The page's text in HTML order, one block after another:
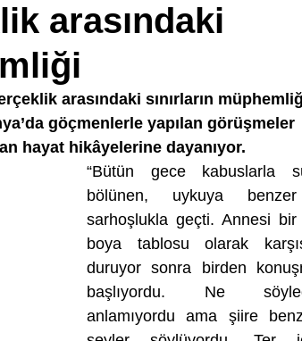
arasındaki
arasındaki sınırların
göçmenlerle yapılan görüşmeler
hayat hikâyelerine dayanıyor.
“Bütün gece kabuslarla
bölünen, uykuya
sarhoşlukla geçti. Annesi bir
boya tablosu olarak
duruyor sonra birden
başlıyordu. Ne
anlamıyordu ama şiire